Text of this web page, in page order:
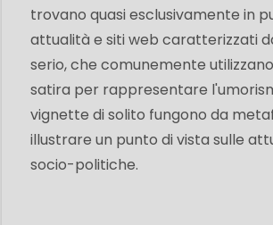
trovano quasi esclusivamente in
attualità e siti web caratterizzati
serio, che comunemente
satira per rappresentare
vignette di solito fungono da
illustrare un punto di vista sulle
socio-politiche.